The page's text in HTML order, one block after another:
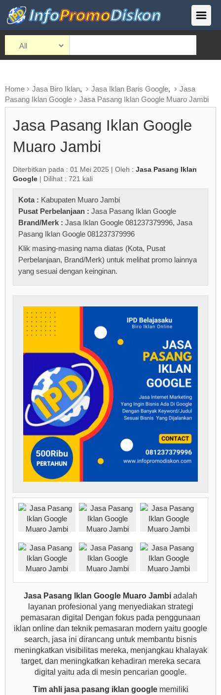
Home Jasa Biro Iklan, Jasa Iklan Baris Google,
Jasa
Pasang Iklan Google
Jasa Pasang Iklan Google Muaro Jambi
Jasa Pasang Iklan Google
Muaro Jambi
Diterbitkan pada : 01 Mei 2025 | Oleh : Jasa Pasang Iklan
Google | Dilihat : 721 kali
Kota : Kabupaten Muaro Jambi
Pusat Perbelanjaan : Jasa Pasang Iklan Google
Brand/Merk : Jasa Iklan Google 081237379996, Jasa
Pasang Iklan Google 081237379996
Klik masing-masing nama diatas (Kota, Pusat
Perbelanjaan, Brand/Merk) untuk melihat promo lainnya
yang sesuai dengan keinginan.
Jasa Pasang Iklan Google Muaro Jambi adalah
layanan profesional yang menyediakan strategi
pemasaran digital Dengan fokus pada penggunaan
iklan online dan teknik pemasaran modern yaitu google
search, jasa ini dirancang untuk membantu bisnis
meningkatkan visibilitas mereka, menjangkau khalayak
target, dan meningkatkan kehadiran mereka secara
digital yaitu ada di mesin pencarian google.
Tim ahli jasa pasang iklan google memiliki